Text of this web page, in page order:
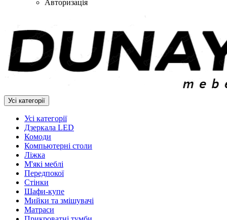
Авторизація
Усі категорії
Усі категорії
Дзеркала LED
Комоди
Компьютерні столи
Ліжка
М'які меблі
Передпокої
Стінки
Шафи-купе
Мийки та змішувачі
Матраси